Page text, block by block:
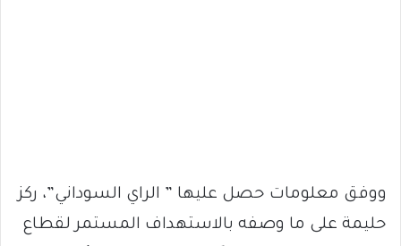
ووفق معلومات حصل عليها ” الراي السوداني”، ركز
حليمة على ما وصفه بالاستهداف المستمر لقطاع